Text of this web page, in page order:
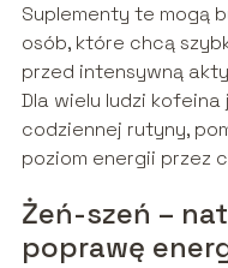
Suplementy te mogą
osób, które chcą
przed intensywną
Dla wielu ludzi
codziennej rutyny,
poziom energii przez
Żeń-szeń –
poprawę